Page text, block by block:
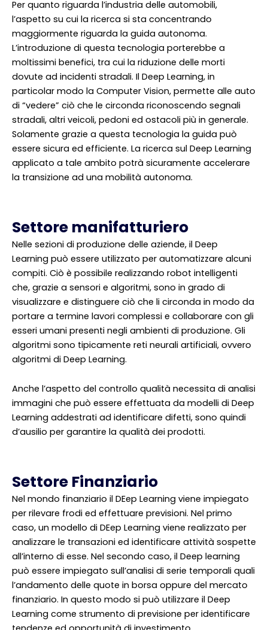
Per quanto riguarda l’industria delle automobili,
l’aspetto su cui la ricerca si sta concentrando
maggiormente riguarda la guida autonoma.
L’introduzione di questa tecnologia porterebbe a
moltissimi benefici, tra cui la riduzione delle morti
dovute ad incidenti stradali. Il Deep Learning, in
particolar modo la Computer Vision, permette alle auto
di “vedere” ciò che le circonda riconoscendo segnali
stradali, altri veicoli, pedoni ed ostacoli più in generale.
Solamente grazie a questa tecnologia la guida può
essere sicura ed efficiente. La ricerca sul Deep Learning
applicato a tale ambito potrà sicuramente accelerare
la transizione ad una mobilità autonoma.
Settore manifatturiero
Nelle sezioni di produzione delle aziende, il Deep
Learning può essere utilizzato per automatizzare alcuni
compiti. Ciò è possibile realizzando robot intelligenti
che, grazie a sensori e algoritmi, sono in grado di
visualizzare e distinguere ciò che li circonda in modo da
portare a termine lavori complessi e collaborare con gli
esseri umani presenti negli ambienti di produzione. Gli
algoritmi sono tipicamente reti neurali artificiali, ovvero
algoritmi di Deep Learning.
Anche l’aspetto del controllo qualità necessita di analisi
immagini che può essere effettuata da modelli di Deep
Learning addestrati ad identificare difetti, sono quindi
d’ausilio per garantire la qualità dei prodotti.
Settore Finanziario
Nel mondo finanziario il DEep Learning viene impiegato
per rilevare frodi ed effettuare previsioni. Nel primo
caso, un modello di DEep Learning viene realizzato per
analizzare le transazioni ed identificare attività sospette
all’interno di esse. Nel secondo caso, il Deep learning
può essere impiegato sull’analisi di serie temporali quali
l’andamento delle quote in borsa oppure del mercato
finanziario. In questo modo si può utilizzare il Deep
Learning come strumento di previsione per identificare